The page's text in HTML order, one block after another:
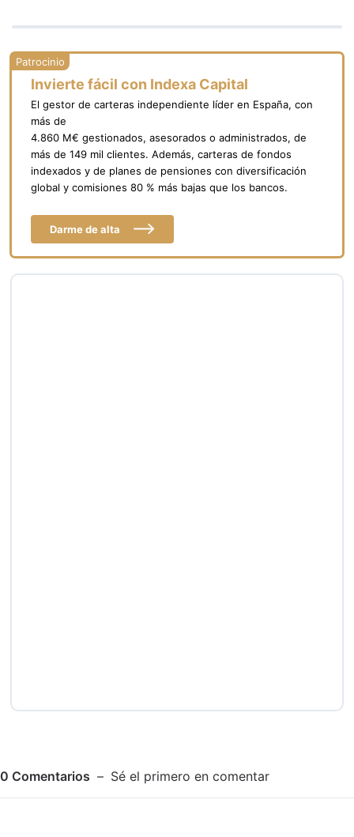
Invierte fácil con Indexa Capital
El gestor de carteras independiente líder en España, con
más de
4.860 M€ gestionados, asesorados o administrados, de
más de 149 mil clientes. Además, carteras de fondos
indexados y de planes de pensiones con diversificación
global y comisiones 80 % más bajas que los bancos.
Darme de alta
0 Comentarios Sé el primero en comentar